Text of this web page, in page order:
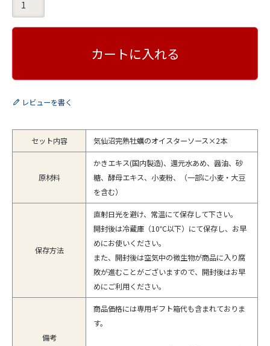
カートに入れる
レビューを書く
セット内容 気仙沼完熟牡蠣のオイスターソース×2本
原材料
かきエキス(国内製造)、還元水あめ、醤油、砂
糖、酵母エキス、小麦粉、（一部に小麦・大豆
を含む）
保存方法
直射日光を避け、常温にて保存して下さい。
開封後は冷蔵庫（10℃以下）にて保存し、お早
めにお使いください。
また、開封後は空気中の微生物が商品に入り腐
敗が進むことがございますので、開封後はお早
めにご利用ください。
備考
商品価格には専用ギフト箱代も含まれておりま
す。